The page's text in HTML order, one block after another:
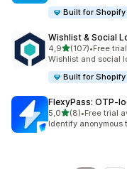
Built for Shopify
Wishlist & Social
4,9av 5 stjerner
(107)
Totalt 107 omtaler
•Free
Wishlist and social
Built for Shopify
FlexyPass:
5,0av 5 stjerner
(8)
Totalt 8 omtaler
•Free trial
Identify anonymous